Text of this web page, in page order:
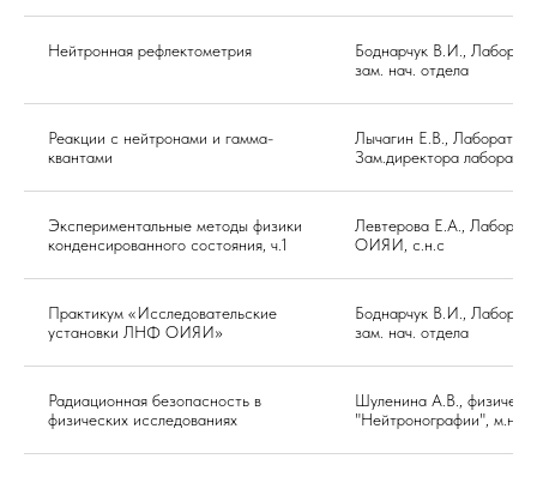
Нейтронная рефлектометрия
Боднарчук В.И.,
зам. нач. отдела
Реакции с нейтронами и гамма-
квантами
Лычагин Е.В.,
Зам.директора
Экспериментальные методы физики
конденсированного состояния, ч.1
Левтерова Е.А.,
ОИЯИ, с.н.с
Практикум «Исследовательские
установки ЛНФ ОИЯИ»
Боднарчук В.И.,
зам. нач. отдела
Радиационная безопасность в
физических исследованиях
Шуленина А.В.,
"Нейтронографии", м.н.с.